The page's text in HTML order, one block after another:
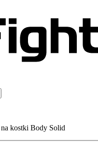
kostki Body Solid